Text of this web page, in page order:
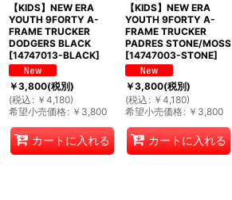
【KIDS】NEW ERA
YOUTH 9FORTY A-
FRAME TRUCKER
DODGERS BLACK
[14747013-BLACK]
￥3,800(税別)
(税込 : ￥ 4,180)
希望小売価格: ￥ 3,800
カートに入れる
【KIDS】NEW ERA
YOUTH 9FORTY A-
FRAME TRUCKER
PADRES STONE/MOSS
[14747003-STONE]
￥3,800(税別)
(税込 : ￥ 4,180)
希望小売価格: ￥ 3,800
カートに入れる